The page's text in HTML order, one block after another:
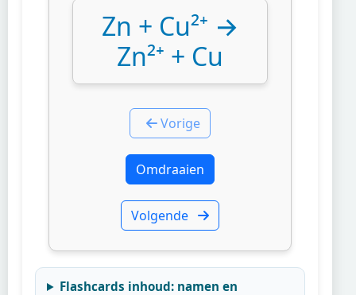
Zn + Cu²⁺ →
Zn²⁺ + Cu
Vorige
Omdraaien
Volgende
Flashcards inhoud: namen en